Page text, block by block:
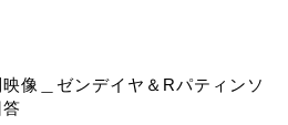
映像＿ゼンデイヤ＆Rパティンソ